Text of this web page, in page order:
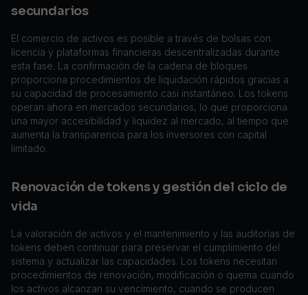
secundarios
El comercio de activos es posible a través de bolsas con
licencia y plataformas financieras descentralizadas durante
esta fase. La confirmación de la cadena de bloques
proporciona procedimientos de liquidación rápidos gracias a
su capacidad de procesamiento casi instantáneo. Los tokens
operan ahora en mercados secundarios, lo que proporciona
una mayor accesibilidad y liquidez al mercado, al tiempo que
aumenta la transparencia para los inversores con capital
limitado.
Renovación de tokens y gestión del ciclo de
vida
La valoración de activos y el mantenimiento y las auditorías de
tokens deben continuar para preservar el cumplimiento del
sistema y actualizar las capacidades. Los tokens necesitan
procedimientos de renovación, modificación o quema cuando
los activos alcanzan su vencimiento, cuando se producen